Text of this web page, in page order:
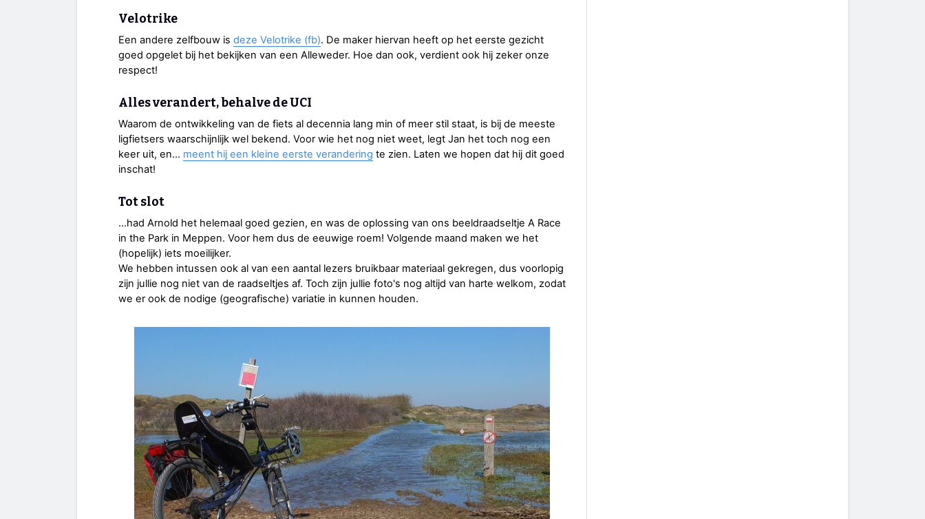
Velotrike
Een andere zelfbouw is deze Velotrike (fb). De maker hiervan heeft op het eerste gezicht
goed opgelet bij het bekijken van een Alleweder. Hoe dan ook, verdient ook hij zeker onze
respect!
Alles verandert, behalve de UCI
Waarom de ontwikkeling van de fiets al decennia lang min of meer stil staat, is bij de meeste
ligfietsers waarschijnlijk wel bekend. Voor wie het nog niet weet, legt Jan het toch nog een
keer uit, en... meent hij een kleine eerste verandering te zien. Laten we hopen dat hij dit goed
inschat!
Tot slot
...had Arnold het helemaal goed gezien, en was de oplossing van ons beeldraadseltje A Race
in the Park in Meppen. Voor hem dus de eeuwige roem! Volgende maand maken we het
(hopelijk) iets moeilijker.
We hebben intussen ook al van een aantal lezers bruikbaar materiaal gekregen, dus voorlopig
zijn jullie nog niet van de raadseltjes af. Toch zijn jullie foto's nog altijd van harte welkom, zodat
we er ook de nodige (geografische) variatie in kunnen houden.